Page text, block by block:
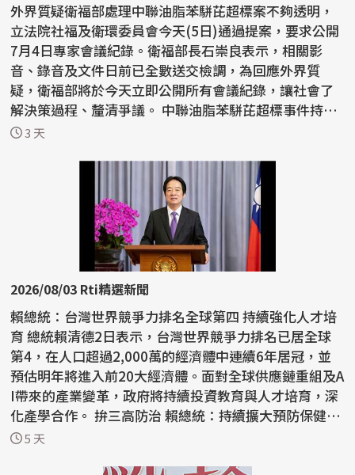
外界質疑衛福部處理中聯油脂苯駢芘超標案不夠透明，
立法院社福及衛環委員會今天(5日)通過提案，要求公開
7月4日專家會議紀錄。衛福部長石崇良表示，相關影
音、錄音及文件日前已全數送交檢調，為回應外界質
疑，衛福部將於今天立即公開所有會議紀錄，讓社會了
解決策過程、釐清爭議。 中聯油脂苯駢芘超標事件持續
延燒，國...
3 天
2026/08/03 Rti精選新聞
賴總統：台灣世界競爭力排名全球第四 持續強化人才培
育 總統賴清德2日表示，台灣世界競爭力排名已居全球
第4，在人口超過2,000萬的經濟體中連續6年居冠，並
預估明年將進入前20大經濟體。面對全球供應鏈重組及A
I帶來的產業變革，政府將持續投資教育與人才培育，深
化產學合作。 拚三高防治 賴總統：持續擴大預防保健
慢...5 天